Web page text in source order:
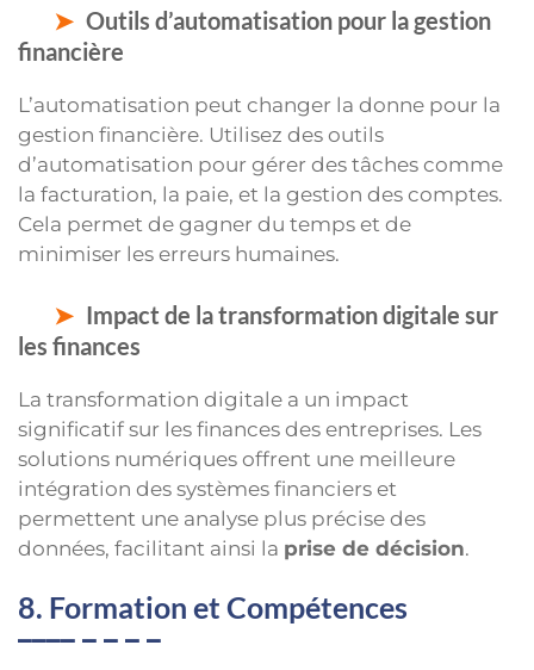
Outils d’automatisation pour la gestion
financière
L’automatisation peut changer la donne pour la
gestion financière. Utilisez des outils
d’automatisation pour gérer des tâches comme
la facturation, la paie, et la gestion des comptes.
Cela permet de gagner du temps et de
minimiser les erreurs humaines.
Impact de la transformation digitale sur
les finances
La transformation digitale a un impact
significatif sur les finances des entreprises. Les
solutions numériques offrent une meilleure
intégration des systèmes financiers et
permettent une analyse plus précise des
données, facilitant ainsi la prise de décision.
8. Formation et Compétences